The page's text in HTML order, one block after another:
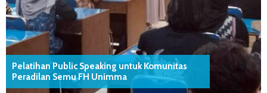
Pelatihan Public Speaking untuk Komunitas
Peradilan Semu FH Unimma